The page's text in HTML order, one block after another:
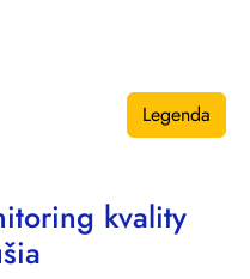
Legenda
kvality